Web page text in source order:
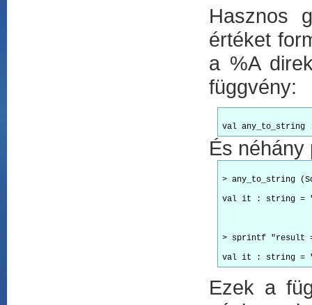
Hasznos
értéket
a %A
függvény:
És néhány
> any_to_string
val it : string =
> sprintf "result
Ezek a